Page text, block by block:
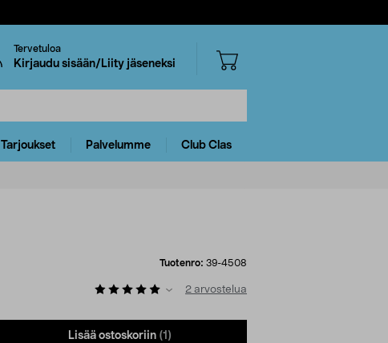
Tervetuloa
Kirjaudu sisään/Liity jäseneksi
Tarjoukset Palvelumme Club Clas
Tuotenro: 39-4508
2 arvostelua
Lisää ostoskoriin (1)